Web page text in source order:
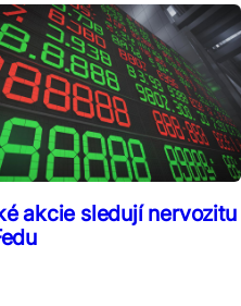
akcie sledují nervozitu